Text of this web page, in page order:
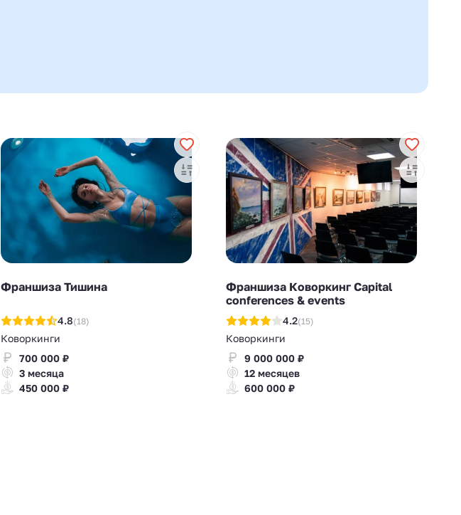
Франшиза Тишина
4.8(18)
Коворкинги
700 000 ₽
3 месяца
450 000 ₽
Франшиза Коворкинг Capital
conferences & events
4.2(15)
Коворкинги
9 000 000 ₽
12 месяцев
600 000 ₽